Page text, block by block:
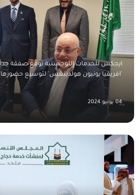
ايجكس للخدمات اللوجستية توقع صفقة
'افريقيا يونيون هولدينغس' لتوسيع حضورها
04 يونيو 2024